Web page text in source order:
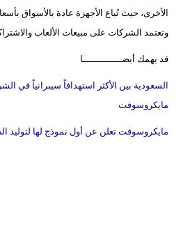
الأخرى، حيث تُباع الأجهزة عادة بالأسواق
وتعتمد الشركات على مبيعات الألعاب
قد يهمك أيضــــــــــــــا
السعودية بين الأكثر استهدافاً سيبرانياً في
مايكروسوفت
مايكروسوفت تعلن عن أول نموذج لها لتوليد